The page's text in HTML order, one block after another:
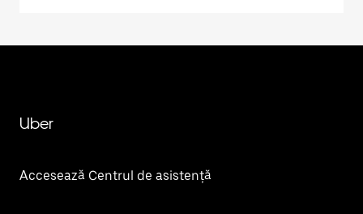
Uber
Accesează Centrul de asistență